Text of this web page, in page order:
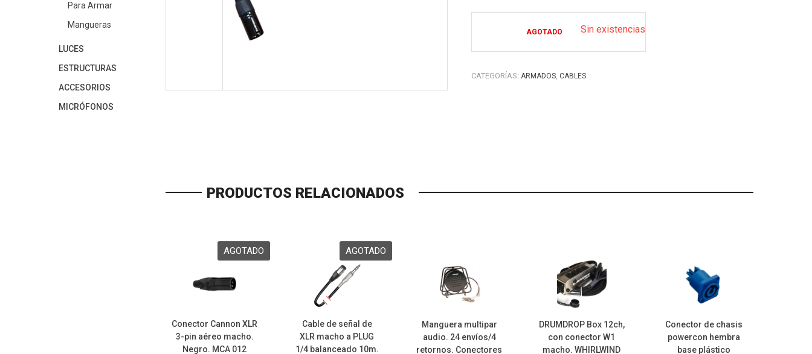
AGOTADO Sin existencias
CATEGORÍAS: ARMADOS, CABLES
PRODUCTOS RELACIONADOS
Conector Cannon XLR
3-pin aéreo macho.
Negro. MCA 012
Cable de señal de
XLR macho a PLUG
1/4 balanceado 10m.
Manguera multipar
audio. 24 envíos/4
retornos. Conectores
DRUMDROP Box 12ch,
con conector W1
macho. WHIRLWIND
Conector de chasis
powercon hembra
base plástico
Para Armar
Mangueras
LUCES
ESTRUCTURAS
ACCESORIOS
MICRÓFONOS